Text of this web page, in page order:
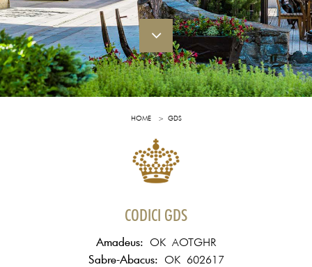
HOME GDS
CODICI GDS
Amadeus: OK AOTGHR
Sabre-Abacus: OK 602617